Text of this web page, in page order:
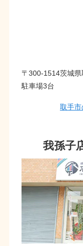
〒300-1514茨城
駐車場3台
取手
我孫子